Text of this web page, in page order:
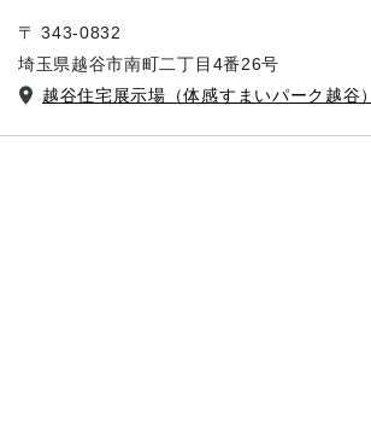
〒 343-0832
埼玉県越谷市南町二丁目4番26号
越谷住宅展示場（体感すまいパーク越谷）